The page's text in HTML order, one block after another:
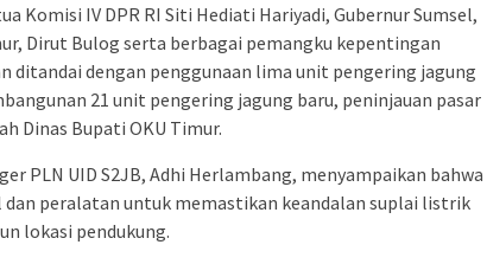
Komisi IV DPR RI Siti Hediati Hariyadi, Gubernur Sumsel,
Dirut Bulog serta berbagai pemangku kepentingan
ditandai dengan penggunaan lima unit pengering jagung
21 unit pengering jagung baru, peninjauan pasar
Dinas Bupati OKU Timur.
PLN UID S2JB, Adhi Herlambang, menyampaikan bahwa
dan peralatan untuk memastikan keandalan suplai listrik
lokasi pendukung.